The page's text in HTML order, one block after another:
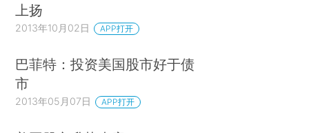
上扬
2013年10月02日 APP打开
巴菲特：投资美国股市好于债
市
2013年05月07日 APP打开